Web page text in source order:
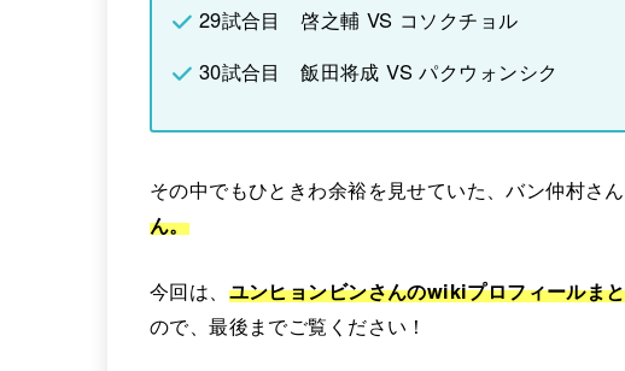
29試合目 啓之輔 VS コソクチョル
30試合目 飯田将成 VS パクウォンシク
その中でもひときわ余裕を見せていた、バン仲村さ
ん。
今回は、 ユンヒョンビンさんのwikiプロフィールま
ので、最後までご覧ください！